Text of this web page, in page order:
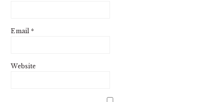
Email *
Website